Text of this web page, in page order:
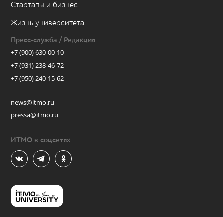
Стартапы и бизнес
Жизнь университета
Пресс-служба / Редакция
+7 (900) 630-00-10
+7 (931) 238-46-72
+7 (950) 240-15-62
news@itmo.ru
pressa@itmo.ru
ИТМО в соцсетях